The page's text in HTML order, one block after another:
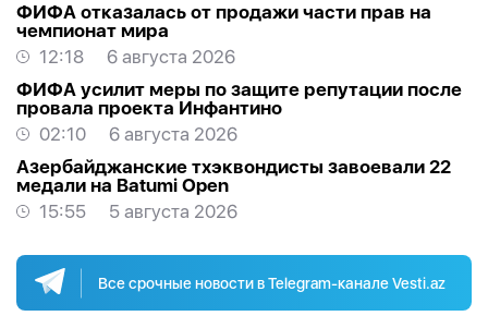
ФИФА отказалась от продажи части прав на
чемпионат мира
12:18
6 августа 2026
ФИФА усилит меры по защите репутации после
провала проекта Инфантино
02:10
6 августа 2026
Азербайджанские тхэквондисты завоевали 22
медали на Batumi Open
15:55
5 августа 2026
Все срочные новости в Telegram-канале Vesti.az